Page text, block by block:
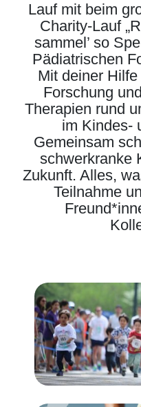
Lauf mit beim
Charity-Lauf
sammel’ so
Pädiatrischen
Mit deiner
Forschung
Therapien rund
im Kindes-
Gemeinsam
schwerkranke
Zukunft. Alles,
Teilnahme